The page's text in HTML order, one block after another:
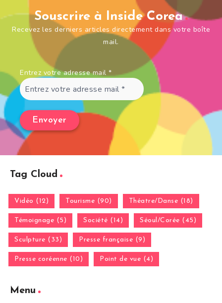
Souscrire à Inside Corea
Recevez les derniers articles directement dans votre boîte
mail.
Entrez votre adresse mail *
Tag Cloud
Vidéo (12) Tourisme (90) Théatre/Danse (18)
Témoignage (5) Société (14) Séoul/Corée (45)
Sculpture (33) Presse française (9)
Presse coréenne (10) Point de vue (4)
Menu